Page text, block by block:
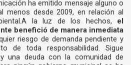
ha emitido mensaje alguno o
menos desde 2009, en relación al
la luz de los hechos, el
benefició de manera inmediata
riesgo de demanda pendiente y
de toda responsabilidad. Sigue
una deuda con la comunidad de